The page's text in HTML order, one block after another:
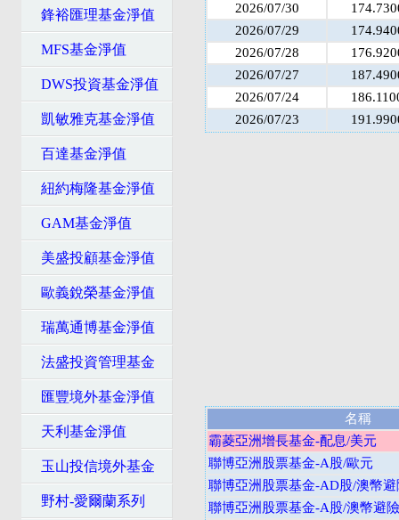
鋒裕匯理基金淨值
MFS基金淨值
DWS投資基金淨值
凱敏雅克基金淨值
百達基金淨值
紐約梅隆基金淨值
GAM基金淨值
美盛投顧基金淨值
歐義銳榮基金淨值
瑞萬通博基金淨值
法盛投資管理基金
匯豐境外基金淨值
天利基金淨值
玉山投信境外基金
野村-愛爾蘭系列
2026/07/30
2026/07/29
2026/07/28
2026/07/27
2026/07/24
2026/07/23
名稱
霸菱亞洲增長基金-配息/美元
聯博亞洲股票基金-A股/歐元
聯博亞洲股票基金-AD股/澳幣避
聯博亞洲股票基金-A股/澳幣避險